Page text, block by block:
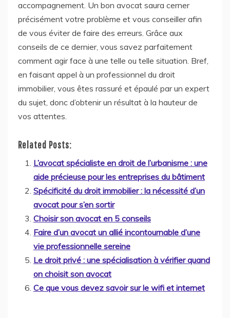
accompagnement. Un bon avocat saura cerner
précisément votre problème et vous conseiller afin
de vous éviter de faire des erreurs. Grâce aux
conseils de ce dernier, vous savez parfaitement
comment agir face à une telle ou telle situation. Bref,
en faisant appel à un professionnel du droit
immobilier, vous êtes rassuré et épaulé par un expert
du sujet, donc d’obtenir un résultat à la hauteur de
vos attentes.
Related Posts:
L’avocat spécialiste en droit de l’urbanisme : une
aide précieuse pour les entreprises du bâtiment
Spécificité du droit immobilier : la nécessité d’un
avocat pour s’en sortir
Choisir son avocat en 5 conseils
Faire d’un avocat un allié incontournable d’une
vie professionnelle sereine
Le droit privé : une spécialisation à vérifier quand
on choisit son avocat
Ce que vous devez savoir sur le wifi et internet